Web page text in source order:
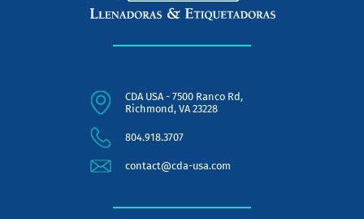
CDA USA - 7500 Ranco Rd,
Richmond, VA 23228
804.918.3707
contact@cda-usa.com